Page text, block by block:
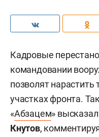
Кадровые
командовании
позволят нарастить
участках фронта.
«Абзацем»
Кнутов,